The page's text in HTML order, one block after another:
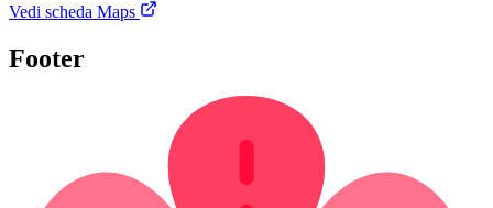
Vedi scheda Maps
Footer